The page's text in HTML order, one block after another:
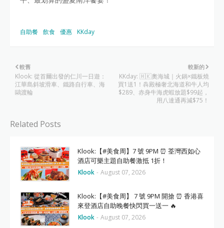
自助餐 飲食 優惠 KKday
較新的
KKday: 🇭🇰奧海城｜火鍋×鐵板燒
買1送1！犇殿極奢北海道和牛人均
$289、赤身牛海虎蝦放題$99起，
用八達通再減$75！
較舊
Klook: 從首爾出發的仁川一日遊：
江華島斜坡滑車、鐵路自行車、海
鷗渡輪
Related Posts
Klook:【#美食周】7 號 9PM ⏰ 荃灣西如心
酒店可樂主題自助餐激抵 1折！
Klook - August 07, 2026
Klook:【#美食周】 7 號 9PM 開搶 ⏰ 香港喜
來登酒店自助晚餐快閃買一送一 🔥
Klook - August 07, 2026